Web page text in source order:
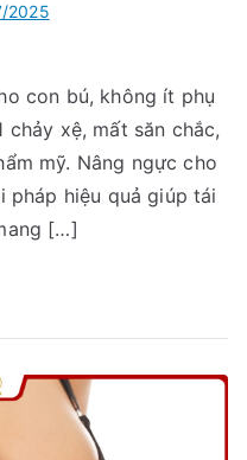
2025
con bú, không ít phụ
xệ, mất săn chắc,
mỹ. Nâng ngực cho
pháp hiệu quả giúp tái
[…]